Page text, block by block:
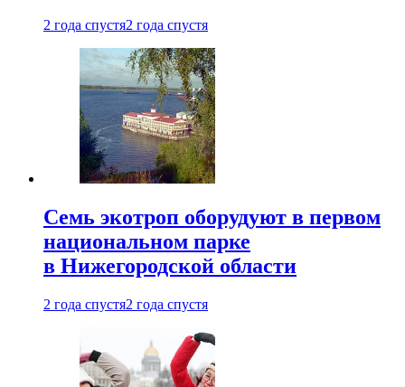
2 года спустя2 года спустя
Семь экотроп оборудуют в первом
национальном парке
в Нижегородской области
2 года спустя2 года спустя